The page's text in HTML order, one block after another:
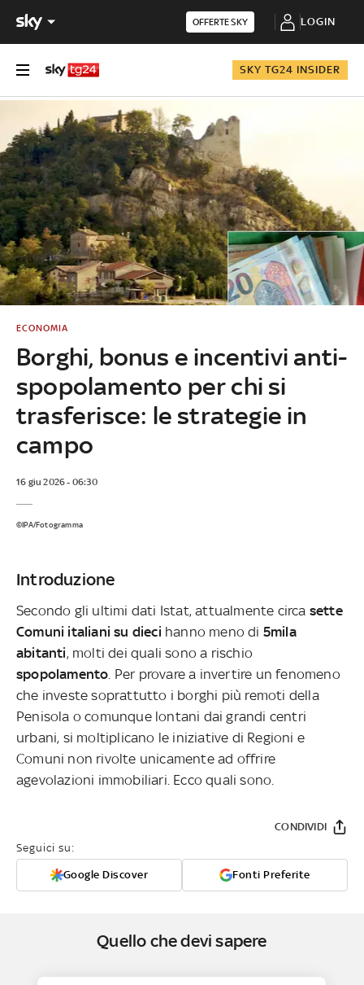
OFFERTE SKY LOGIN
SKY TG24 INSIDER
Borghi, bonus e incentivi anti-
spopolamento per chi si
trasferisce: le strategie in
campo
ECONOMIA
16 giu 2026 - 06:30
©IPA/Fotogramma
Introduzione
Secondo gli ultimi dati Istat, attualmente circa sette
Comuni italiani su dieci hanno meno di 5mila
abitanti, molti dei quali sono a rischio
spopolamento . Per provare a invertire un fenomeno
che investe soprattutto i borghi più remoti della
Penisola o comunque lontani dai grandi centri
urbani, si moltiplicano le iniziative di Regioni e
Comuni non rivolte unicamente ad offrire
agevolazioni immobiliari. Ecco quali sono.
Seguici su:
Google Discover Fonti Preferite
CONDIVIDI
Quello che devi sapere